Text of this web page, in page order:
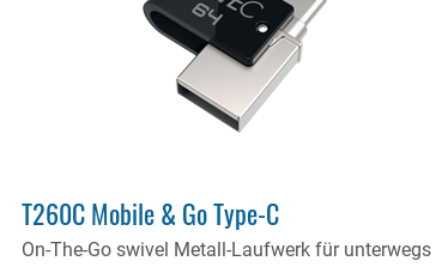
T260C Mobile & Go Type-C
On-The-Go swivel Metall-Laufwerk für unterwegs